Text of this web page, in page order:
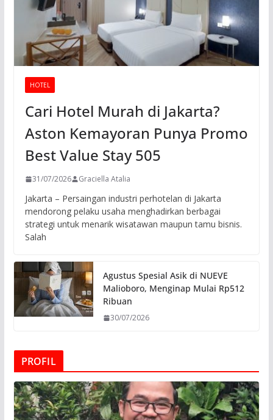
HOTEL
Cari Hotel Murah di Jakarta?
Aston Kemayoran Punya Promo
Best Value Stay 505
31/07/2026 Graciella Atalia
Jakarta – Persaingan industri perhotelan di Jakarta
mendorong pelaku usaha menghadirkan berbagai
strategi untuk menarik wisatawan maupun tamu bisnis.
Salah
Agustus Spesial Asik di NUEVE
Malioboro, Menginap Mulai Rp512
Ribuan
30/07/2026
PROFIL